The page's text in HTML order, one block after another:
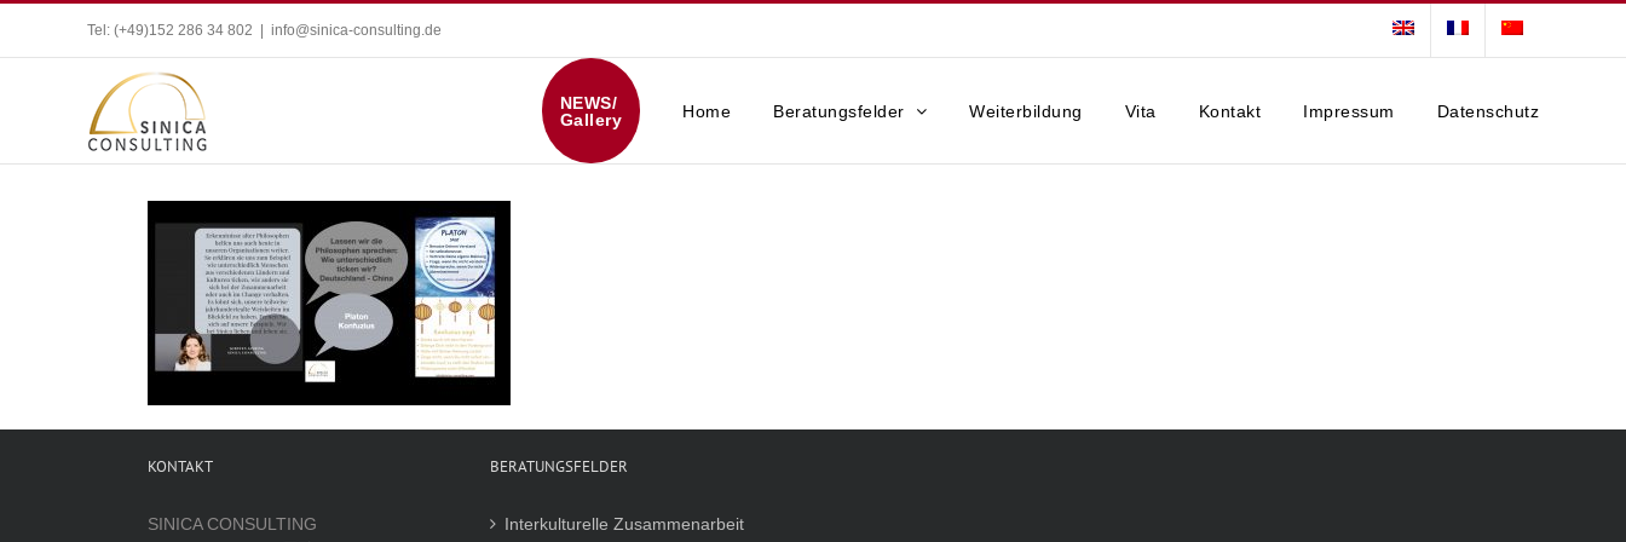
springen
Tel: (+49)152 286 34 802 info@sinica-consulting.de
NEWS/
Gallery
Home Beratungsfelder Weiterbildung Vita Kontakt Impressum Datenschutz
KONTAKT
SINICA CONSULTING
BERATUNGSFELDER
Interkulturelle Zusammenarbeit